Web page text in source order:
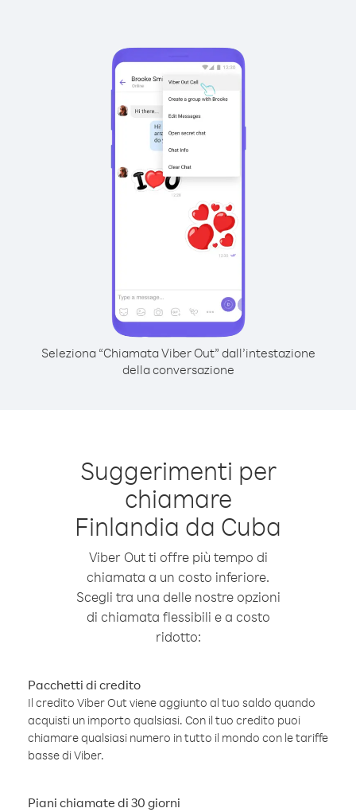
Seleziona “Chiamata Viber Out” dall’intestazione
della conversazione
Suggerimenti per
chiamare
Finlandia da Cuba
Viber Out ti offre più tempo di
chiamata a un costo inferiore.
Scegli tra una delle nostre opzioni
di chiamata flessibili e a costo
ridotto:
Pacchetti di credito
Il credito Viber Out viene aggiunto al tuo saldo quando
acquisti un importo qualsiasi. Con il tuo credito puoi
chiamare qualsiasi numero in tutto il mondo con le tariffe
basse di Viber.
Piani chiamate di 30 giorni